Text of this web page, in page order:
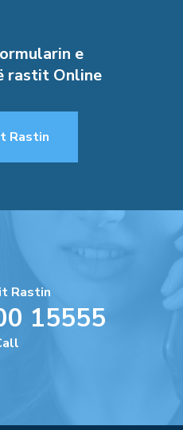
e
rastit Online
Rastin
Rastin
15555